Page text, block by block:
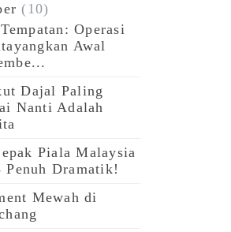
(10)
Operasi
Awal
Dajal Paling
Nanti Adalah
Piala Malaysia
Penuh Dramatik!
Mewah di